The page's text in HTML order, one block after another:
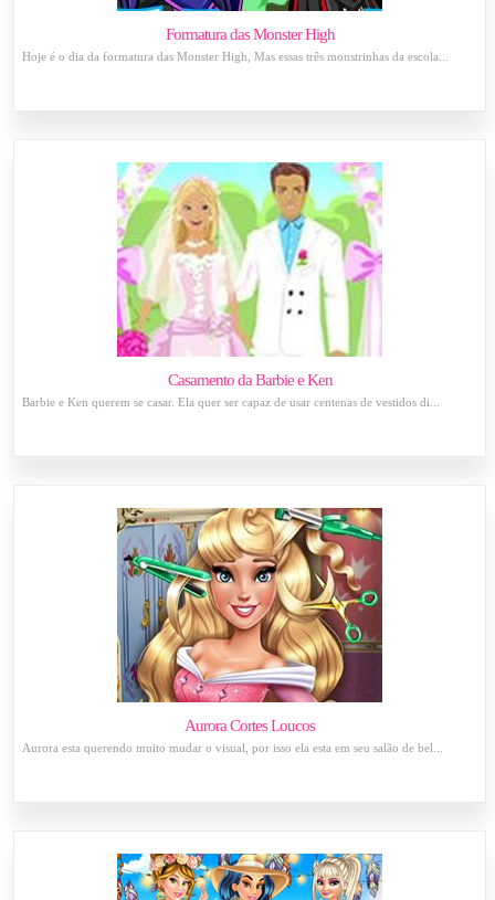
Formatura das Monster High
Hoje é o dia da formatura das Monster High, Mas essas três monstrinhas da escola...
Casamento da Barbie e Ken
Barbie e Ken querem se casar. Ela quer ser capaz de usar centenas de vestidos di...
Aurora Cortes Loucos
Aurora esta querendo muito mudar o visual, por isso ela esta em seu salão de bel...